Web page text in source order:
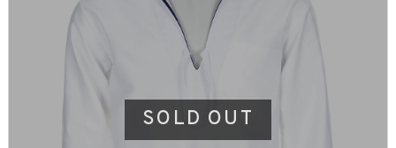
SOLD OUT